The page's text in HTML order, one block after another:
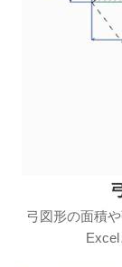
弓図形の面積
Excel